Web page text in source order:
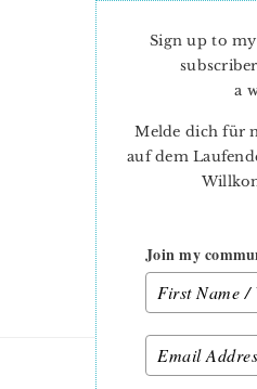
Sign up to
a
Melde dich für
auf dem
Join my